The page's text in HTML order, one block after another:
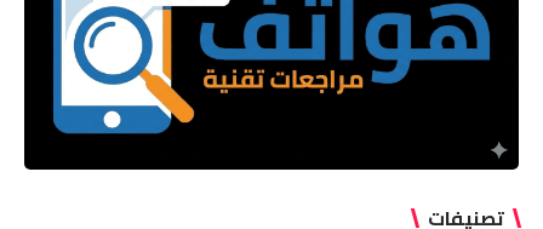
تصنيفات